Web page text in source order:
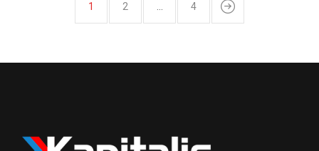
1 2 … 4